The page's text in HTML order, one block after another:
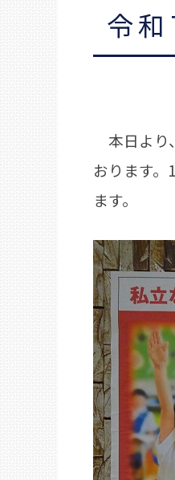
令
本日より
おります
ます。